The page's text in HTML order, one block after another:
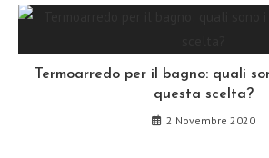
Termoarredo per il bagno: quali
questa scelta?
2 Novembre 2020